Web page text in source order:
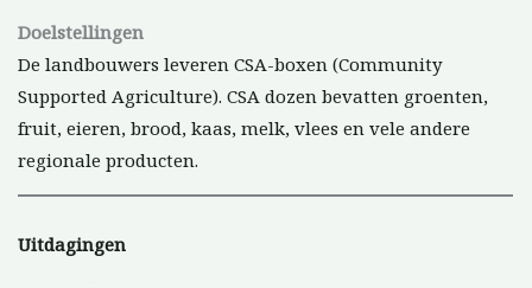
Doelstellingen
De landbouwers leveren CSA-boxen (Community
Supported Agriculture). CSA dozen bevatten groenten,
fruit, eieren, brood, kaas, melk, vlees en vele andere
regionale producten.
Uitdagingen